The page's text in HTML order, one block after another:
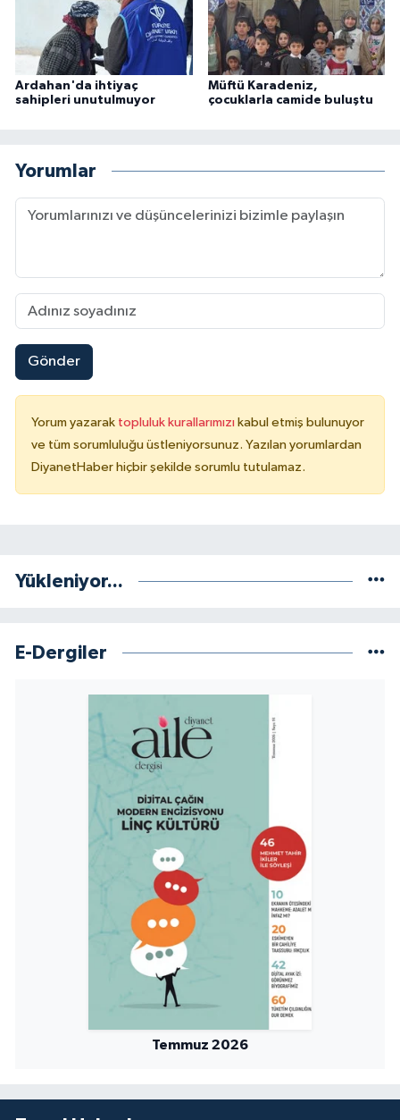
Ardahan'da ihtiyaç
sahipleri unutulmuyor
Müftü Karadeniz,
çocuklarla camide buluştu
Yorumlar
Gönder
Yorum yazarak topluluk kurallarımızı kabul etmiş bulunuyor
ve tüm sorumluluğu üstleniyorsunuz. Yazılan yorumlardan
DiyanetHaber hiçbir şekilde sorumlu tutulamaz.
Yükleniyor...
E-Dergiler
Temmuz 2026
Karaman Müftülüğü
Kars Müftülüğü
Kayseri Müftülüğü
Kilis Müftülüğü
Kırklareli Müftülüğü
Kırşehir Müftülüğü
Manisa Müftülüğü
Mersin Müftülüğü
Muğla Müftülüğü
Muş Müftülüğü
Nevşehir Müftülüğü
Niğde Müftülüğü
Ordu Müftülüğü
Osmaniye Müftülüğü
Rize Müftülüğü
Sakarya Müftülüğü